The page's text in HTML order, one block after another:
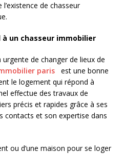
l’existence de chasseur
un chasseur immobilier
de changer de lieux de
paris est une bonne
le logement qui répond à
effectue des travaux de
précis et rapides grâce à ses
contacts et son expertise dans
ou d’une maison pour se loger